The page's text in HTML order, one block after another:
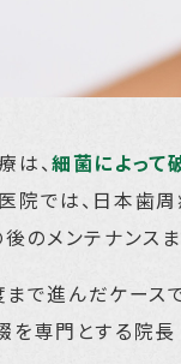
は、細菌によって
院では、日本歯
後のメンテナンス
まで進んだケー
を専門とする院